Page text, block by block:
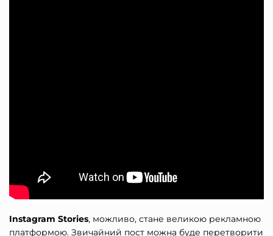
Instagram Stories, можливо, стане великою рекламною
платформою. Звичайний пост можна буде перетворити